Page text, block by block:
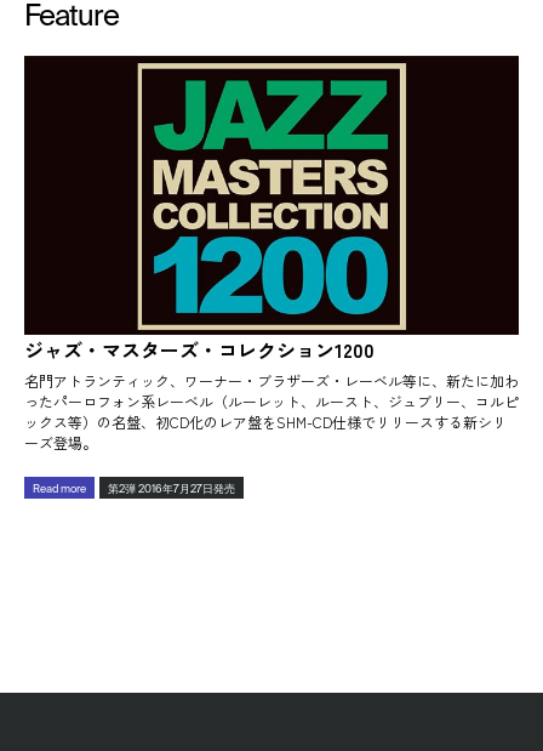
Feature
ジャズ・マスターズ・コレクション1200
名門アトランティック、ワーナー・ブラザーズ・レーベル等に、新たに加わ
ったパーロフォン系レーベル（ルーレット、ルースト、ジュブリー、コルピ
ックス等）の名盤、初CD化のレア盤をSHM-CD仕様でリリースする新シリ
ーズ登場。
Read more 第2弾 2016年7月27日発売